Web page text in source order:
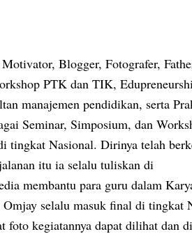
Blogger, Fotografer,
PTK dan TIK,
manajemen pendidikan, serta
Seminar, Simposium, dan
tingkat Nasional. Dirinya telah
itu ia selalu tuliskan di
membantu para guru dalam
selalu masuk final di tingkat
foto kegiatannya dapat dilihat dan